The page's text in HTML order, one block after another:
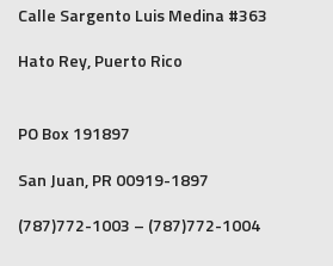
Calle Sargento Luis Medina #363
Hato Rey, Puerto Rico
PO Box 191897
San Juan, PR 00919-1897
(787)772-1003 – (787)772-1004